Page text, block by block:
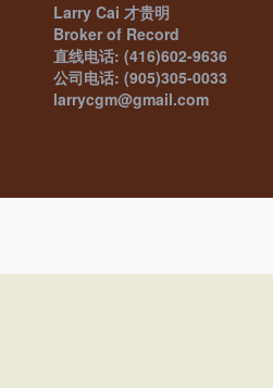
Larry Cai 才贵明
Broker of Record
直线电话: (416)602-9636
公司电话: (905)305-0033
larrycgm@gmail.com